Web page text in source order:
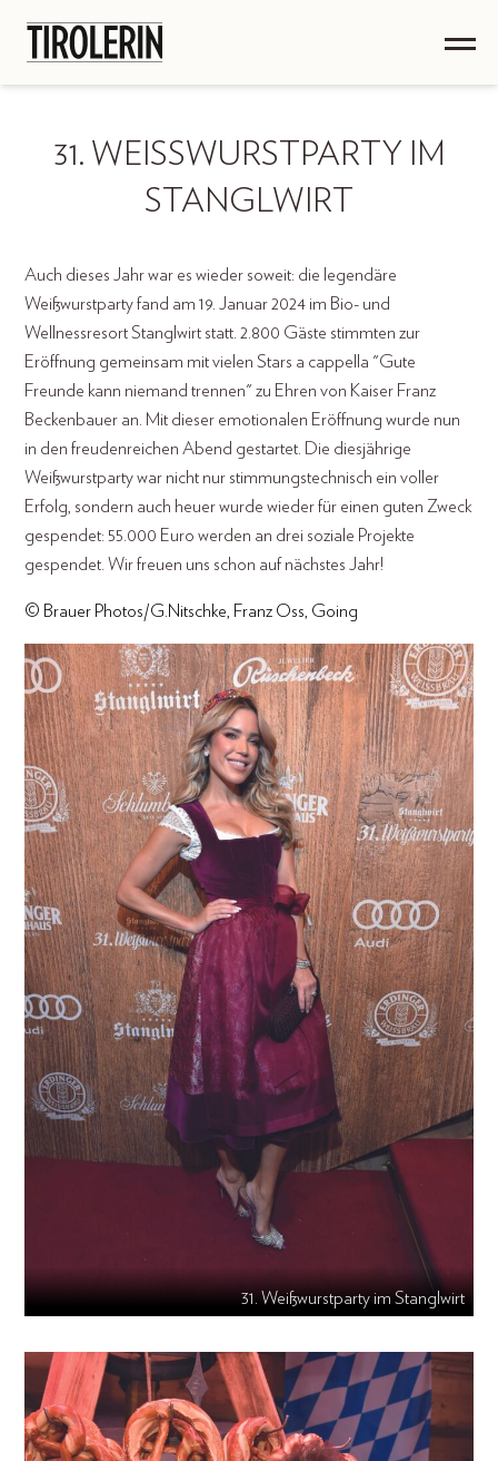
31. WEISSWURSTPARTY IM S
TANGLWIRT
Auch dieses Jahr war es wieder soweit: die legendäre
Weißwurstparty fand am 19. Januar 2024 im Bio- und
Wellnessresort Stanglwirt statt. 2.800 Gäste stimmten zur
Eröffnung gemeinsam mit vielen Stars a cappella "Gute
Freunde kann niemand trennen" zu Ehren von Kaiser Franz
Beckenbauer an. Mit dieser emotionalen Eröffnung wurde nun
in den freudenreichen Abend gestartet. Die diesjährige
Weißwurstparty war nicht nur stimmungstechnisch ein voller
Erfolg, sondern auch heuer wurde wieder für einen guten Zweck
gespendet: 55.000 Euro werden an drei soziale Projekte
gespendet. Wir freuen uns schon auf nächstes Jahr!
© Brauer Photos/G.Nitschke, Franz Oss, Going
31. Weißwurstparty im Stanglwirt